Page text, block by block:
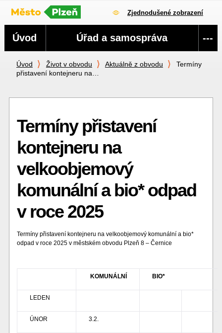
Zjednodušené zobrazení
Úvod Život v obvodu Aktuálně z obvodu
Termíny
přistavení kontejneru na…
Termíny přistavení
kontejneru na
velkoobjemový
komunální a bio* odpad
v roce 2025
Termíny přistavení kontejneru na velkoobjemový komunální a bio*
odpad v roce 2025 v městském obvodu Plzeň 8 – Černice
KOMUNÁLNÍ BIO*
LEDEN
ÚNOR 3.2.
Navigace
Úvod Úřad a samospráva ---